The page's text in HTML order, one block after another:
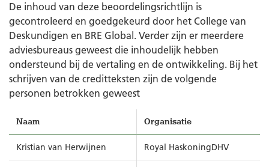
De inhoud van deze beoordelingsrichtlijn is
gecontroleerd en goedgekeurd door het College van
Deskundigen en BRE Global. Verder zijn er meerdere
adviesbureaus geweest die inhoudelijk hebben
ondersteund bij de vertaling en de ontwikkeling. Bij het
schrijven van de creditteksten zijn de volgende
personen betrokken geweest
Naam Organisatie
Kristian van Herwijnen Royal HaskoningDHV